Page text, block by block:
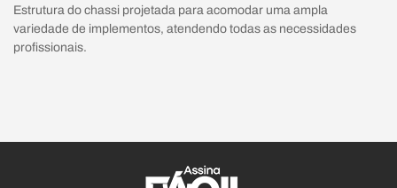
Estrutura do chassi projetada para acomodar uma ampla
variedade de implementos, atendendo todas as necessidades
profissionais.